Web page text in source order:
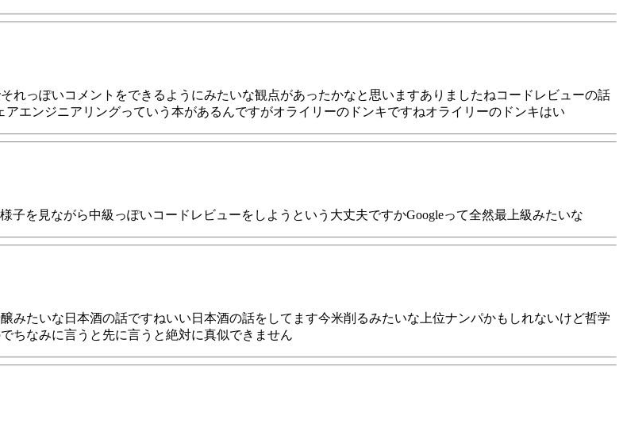
れっぽいコメントをできるようにみたいな観点があったかなと思いますありましたねコードレビューの話
エンジニアリングっていう本があるんですがオライリーのドンキですねオライリーのドンキはい
子を見ながら中級っぽいコードレビューをしようという大丈夫ですかGoogleって全然最上級みたいな
みたいな日本酒の話ですねいい日本酒の話をしてます今米削るみたいな上位ナンパかもしれないけど哲学
ちなみに言うと先に言うと絶対に真似できません